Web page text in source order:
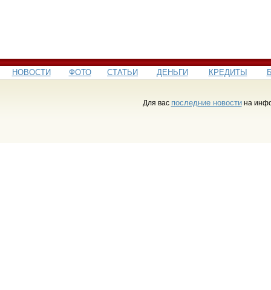
НОВОСТИ ФОТО СТАТЬИ ДЕНЬГИ КРЕДИТЫ
Для вас последние новостина